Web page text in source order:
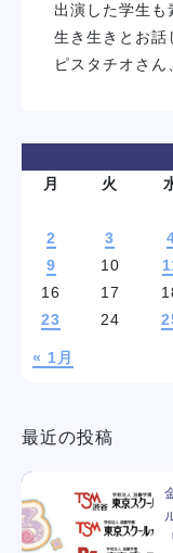
出演した学生も
生き生きとお話
ピスタチオさん
月
火
« 1月
2
3
9
10
16
17
23
24
最近の投稿
入学案内
訪問者別